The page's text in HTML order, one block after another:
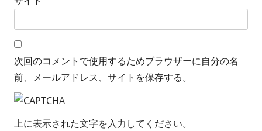
次回のコメントで使用するためブラウザーに自分の名
前、メールアドレス、サイトを保存する。
上に表示された文字を入力してください。